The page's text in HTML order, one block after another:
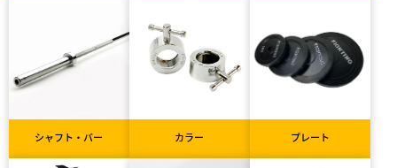
シャフト・バー カラー プレート